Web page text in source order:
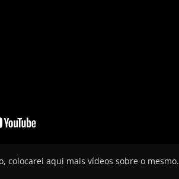
colocarei aqui mais vídeos sobre o mesmo.